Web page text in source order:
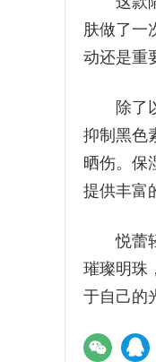
肤做了一
动还是重
除了以
抑制黑色
晒伤。保
提供丰富
悦蕾轻
璀璨明珠
于自己的